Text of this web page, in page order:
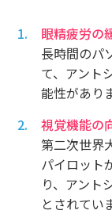
眼精疲労の
長時間のパ
て、アント
能性があり
視覚機能の
第二次世界
パイロット
り、アント
とされてい